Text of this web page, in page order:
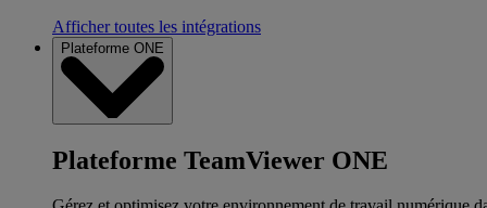
Afficher toutes les intégrations
Plateforme ONE
Plateforme TeamViewer ONE